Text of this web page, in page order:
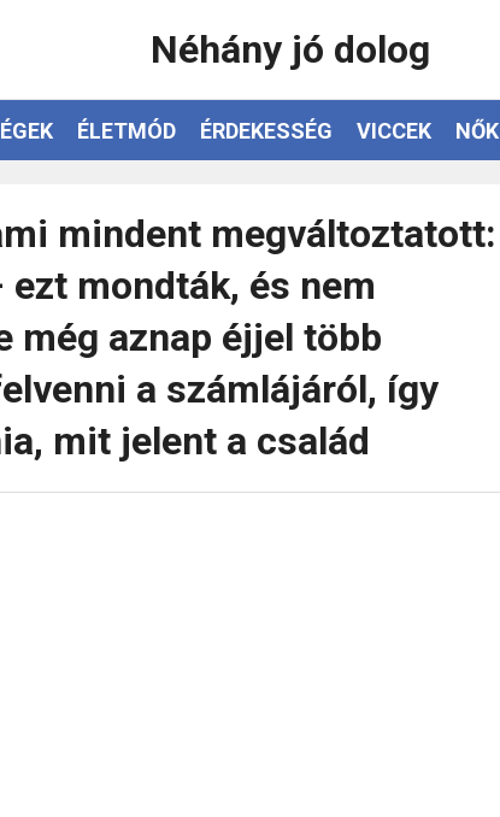
Néhány jó dolog
ÉLETMÓD ÉRDEKESSÉG VICCEK NŐK
mindent megváltoztatott:
ezt mondták, és nem
még aznap éjjel több
a számlájáról, így
mit jelent a család